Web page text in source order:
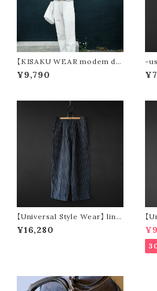
【KISAKU WEAR modem de
sign】kisaku waffle
¥9,790
-
【Universal Style Wear】 line
n easy tuck pants (navy)
¥16,280
【
-